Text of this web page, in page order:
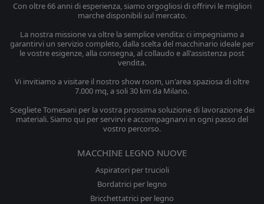
Con oltre 66 anni di esperienza, siamo orgogliosi di offrirvi le migliori
marche disponibili sul mercato.
La nostra missione va oltre la semplice vendita: ci impegniamo a
garantirvi un servizio completo, dalla scelta del macchinario ideale per
le vostre esigenze, alla consegna, al collaudo e all'assistenza post
vendita.
Vi invitiamo a visitare il nostro show room, un'area spaziosa di oltre
7.000 mq, a soli 30 km da Milano.
Scegliete Tomesani per la vostra prossima soluzione di lavorazione dei
materiali. Siamo qui per servirvi e accompagnarvi in ogni passo del
vostro percorso.
MACCHINE LEGNO NUOVE
Aspiratori per trucioli
Bordatrici per legno
Bricchettatrici per legno